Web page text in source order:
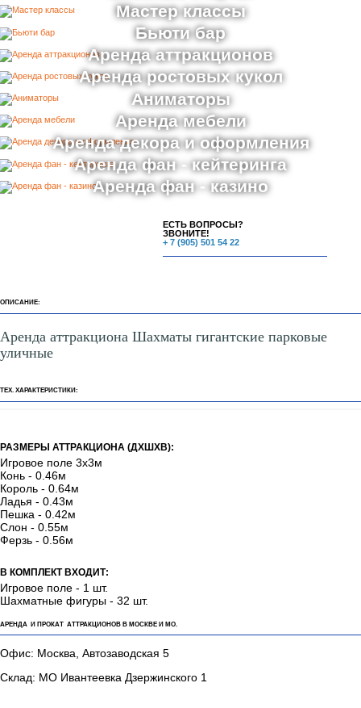
Мастер классы
Бьюти бар
Аренда аттракционов
Аренда ростовых кукол
Аниматоры
Аренда мебели
Аренда декора и оформления
Аренда фан - кейтеринга
Аренда фан - казино
ЕСТЬ ВОПРОСЫ?
ЗВОНИТЕ!
+ 7 (905) 501 54 22
ОПИСАНИЕ:
Аренда аттракциона Шахматы гигантские парковые
уличные
ТЕХ. ХАРАКТЕРИСТИКИ:
РАЗМЕРЫ АТТРАКЦИОНА (ДХШХВ):
Игровое поле 3х3м
Конь - 0.46м
Король - 0.64м
Ладья - 0.43м
Пешка - 0.42м
Слон - 0.55м
Ферзь - 0.56м
В КОМПЛЕКТ ВХОДИТ:
Игровое поле - 1 шт.
Шахматные фигуры - 32 шт.
АРЕНДА И ПРОКАТ АТТРАКЦИОНОВ В МОСКВЕ И МО.
Офис: Москва, Автозаводская 5
Склад: МО Ивантеевка Дзержинского 1